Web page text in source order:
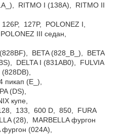
RITMO I (138A), RITMO II
127P, POLONEZ I,
III седан,
BETA (828_B_), BETA
DELTA I (831AB0), FULVIA
(828DB),
пикап (E_),
(DS),
купе,
133, 600 D, 850, FURA
(28), MARBELLA фургон
(024A),